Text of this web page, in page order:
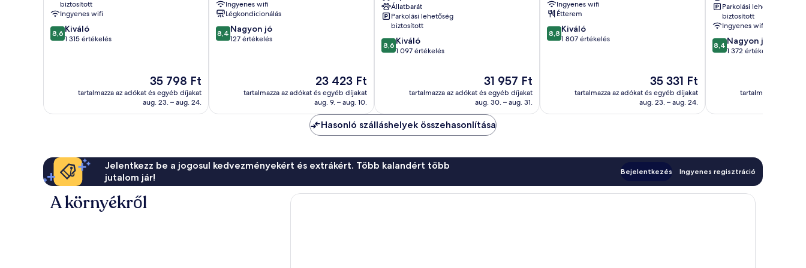
biztosított
Ingyenes wifi
8.6
ennyiből:
8,6 Kiváló
1 315 értékelés
Az
ár
35 798 Ft
35 798 Ft
tartalmazza az adókat és egyéb díjakat
aug. 23. – aug. 24.
Ingyenes wifi
Légkondicionálás
8.4
ennyiből:
értékelés
8,4 Nagyon jó
127 értékelés
Az
ár
23 423 Ft
23 423 Ft
tartalmazza az adókat és egyéb díjakat
aug. 9. – aug. 10.
Lichtenberg
Állatbarát
Parkolási lehetőség
biztosított
8.6
ennyiből:
értékelés
8,6 Kiváló
1 097 értékelés
Az
ár
31 957 Ft
31 957 Ft
tartalmazza az adókat és egyéb díjakat
aug. 30. – aug. 31.
Ingyenes wifi
Étterem
8.8
ennyiből:
8,8 Kiváló
1 807 értékelés
Az
ár
35 331 Ft
35 331 Ft
tartalmazza az adókat és egyéb díjakat
aug. 23. – aug. 24.
Alexanderplatz
Mitte
Parkolási lehetőség
biztosított
Ingyenes wifi
8.4
ennyiből:
8,4 Nagyon jó
1 372 értékelés
tartalmazza az
Hasonló szálláshelyek összehasonlítása
Jelentkezz be a jogosul kedvezményekért és extrákért. Több kalandért több
jutalom jár!
Bejelentkezés Ingyenes regisztráció
A környékről